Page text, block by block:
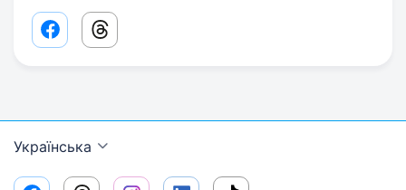
Facebook share link
Threads share link
Українська